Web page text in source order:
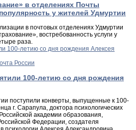
в отделениях Почты
у жителей Удмуртии
в почтовых отделениях Удмуртии
востребованность услуги у
раза.
России
100-летию со дня рождения
поступили конверты, выпущенные к 100-
г. Сарапула, доктора психологических
академии образования,
Федерации, создателя